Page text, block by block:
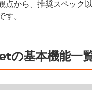
点から、推奨スペック
す。
の基本機能一